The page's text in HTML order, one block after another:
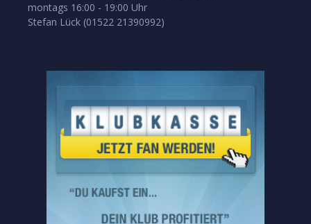
montags 16:00 - 19:00 Uhr
Stefan Lück (01522 21390992)